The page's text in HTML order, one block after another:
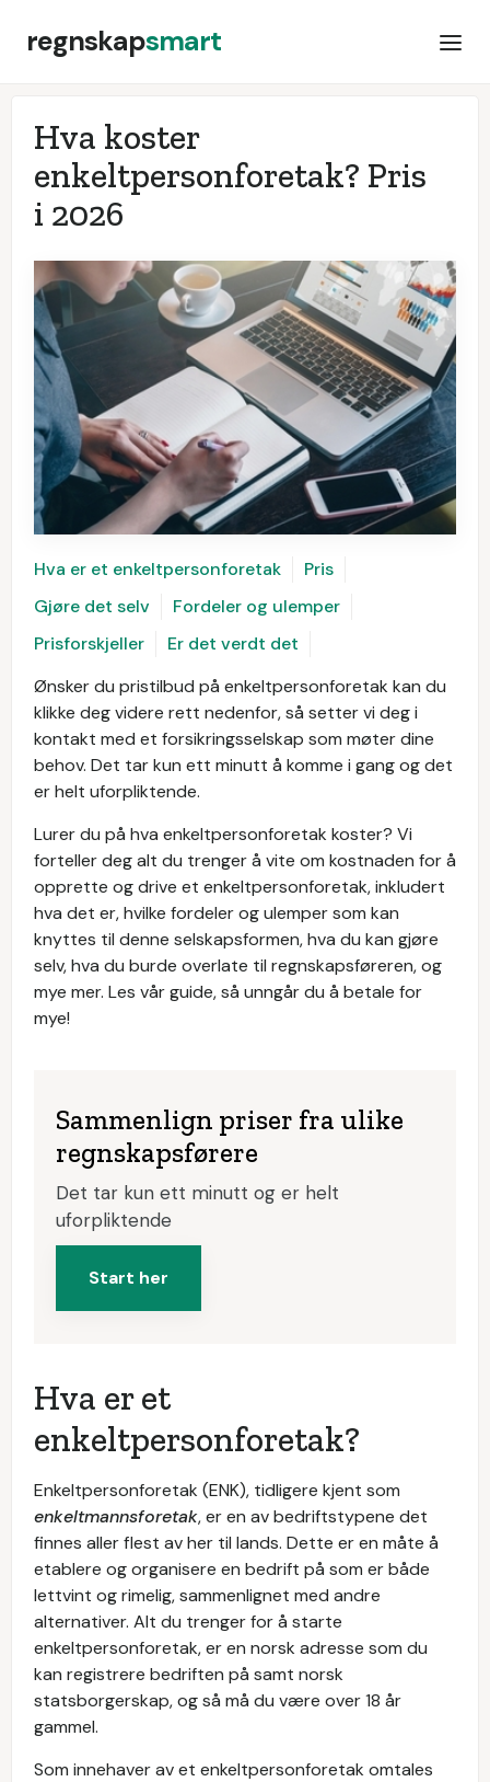
regnskapsmart
Hva koster
enkeltpersonforetak? Pris
i 2026
Hva er et enkeltpersonforetak
Pris
Gjøre det selv
Fordeler og ulemper
Prisforskjeller
Er det verdt det
Ønsker du pristilbud på enkeltpersonforetak kan du
klikke deg videre rett nedenfor, så setter vi deg i
kontakt med et forsikringsselskap som møter dine
behov. Det tar kun ett minutt å komme i gang og det
er helt uforpliktende.
Lurer du på hva enkeltpersonforetak koster? Vi
forteller deg alt du trenger å vite om kostnaden for å
opprette og drive et enkeltpersonforetak, inkludert
hva det er, hvilke fordeler og ulemper som kan
knyttes til denne selskapsformen, hva du kan gjøre
selv, hva du burde overlate til regnskapsføreren, og
mye mer. Les vår guide, så unngår du å betale for
mye!
Sammenlign priser fra ulike
regnskapsførere
Det tar kun ett minutt og er helt
uforpliktende
Start her
Hva er et
enkeltpersonforetak?
Enkeltpersonforetak (ENK), tidligere kjent som
enkeltmannsforetak, er en av bedriftstypene det
finnes aller flest av her til lands. Dette er en måte å
etablere og organisere en bedrift på som er både
lettvint og rimelig, sammenlignet med andre
alternativer. Alt du trenger for å starte
enkeltpersonforetak, er en norsk adresse som du
kan registrere bedriften på samt norsk
statsborgerskap, og så må du være over 18 år
gammel.
Som innehaver av et enkeltpersonforetak omtales